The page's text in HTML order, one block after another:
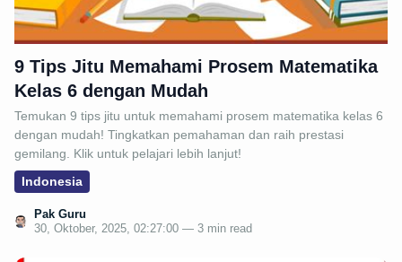
9 Tips Jitu Memahami Prosem Matematika
Kelas 6 dengan Mudah
Temukan 9 tips jitu untuk memahami prosem matematika kelas 6
dengan mudah! Tingkatkan pemahaman dan raih prestasi
gemilang. Klik untuk pelajari lebih lanjut!
Indonesia
Pak Guru
30, Oktober, 2025, 02:27:00 — 3 min read